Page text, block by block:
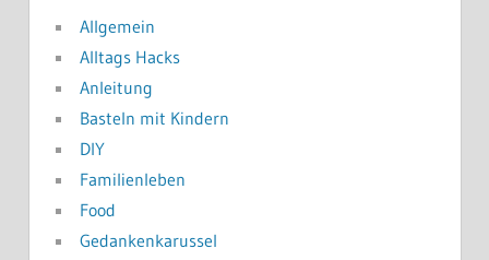
Allgemein
Alltags Hacks
Anleitung
Basteln mit Kindern
DIY
Familienleben
Food
Gedankenkarussel